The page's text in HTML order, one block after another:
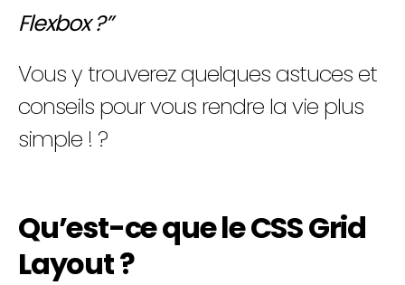
Flexbox ?”
Vous y trouverez quelques astuces et
conseils pour vous rendre la vie plus
simple ! ?
Qu’est-ce que le CSS Grid
Layout ?